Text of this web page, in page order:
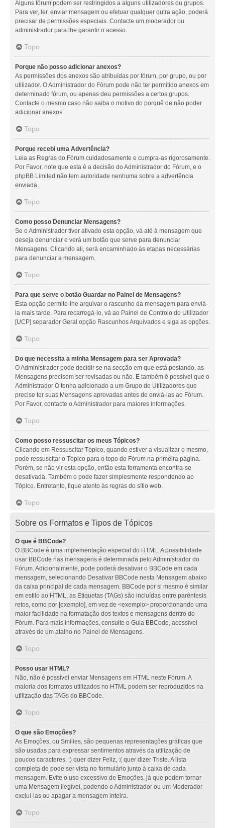
Alguns fórum podem ser restringidos a alguns utilizadores ou grupos.
Para ver, ler, enviar mensagem ou efetuar qualquer outra ação, poderá
precisar de permissões especiais. Contacte um moderador ou
administrador para lhe garantir o acesso.
Topo
Porque não posso adicionar anexos?
As permissões dos anexos são atribuídas por fórum, por grupo, ou por
utilizador. O Administrador do Fórum pode não ter permitido anexos em
determinado fórum, ou apenas deu permissões a certos grupos.
Contacte o mesmo caso não saiba o motivo do porquê de não poder
adicionar anexos.
Topo
Porque recebi uma Advertência?
Leia as Regras do Fórum cuidadosamente e cumpra-as rigorosamente.
Por Favor, note que esta é a decisão do Administrador do Fórum, e o
phpBB Limited não tem autoridade nenhuma sobre a advertência
enviada.
Topo
Como posso Denunciar Mensagens?
Se o Administrador tiver ativado esta opção, vá até à mensagem que
deseja denunciar e verá um botão que serve para denunciar
Mensagens. Clicando ali, será encaminhado às etapas necessárias
para denunciar a mensagem.
Topo
Para que serve o botão Guardar no Painel de Mensagens?
Esta opção permite-lhe arquivar o rascunho da mensagem para enviá-
la mais tarde. Para recarregá-lo, vá ao Painel de Controlo do Utilizador
[UCP] separador Geral opção Rascunhos Arquivados e siga as opções.
Topo
Do que necessita a minha Mensagem para ser Aprovada?
O Administrador pode decidir se na secção em que está postando, as
Mensagens precisem ser revisadas ou não. E também é possível que o
Administrador O tenha adicionado a um Grupo de Utilizadores que
precise ter suas Mensagens aprovadas antes de enviá-las ao Fórum.
Por Favor, contacte o Administrador para maiores informações.
Topo
Como posso ressuscitar os meus Tópicos?
Clicando em Ressuscitar Tópico, quando estiver a visualizar o mesmo,
pode ressuscitar o Tópico para o topo do Fórum na primeira página.
Porém, se não vir esta opção, então esta ferramenta encontra-se
desativada. Também o pode fazer simplesmente respondendo ao
Tópico. Entretanto, fique atento às regras do sítio web.
Topo
Sobre os Formatos e Tipos de Tópicos
O que é BBCode?
O BBCode é uma implementação especial do HTML. A possibilidade
usar BBCode nas mensagens é determinada pelo Administrador do
Fórum. Adicionalmente, pode poderá desativar o BBCode em cada
mensagem, selecionando Desativar BBCode nesta Mensagem abaixo
da caixa principal de cada mensagem. BBCode por si mesmo é similar
em estilo ao HTML, as Etiquetas (TAGs) são incluídas entre parêntesis
retos, como por [exemplo], em vez de <exemplo> proporcionando uma
maior facilidade na formatação dos textos e mensagens dentro do
Fórum. Para mais informações, consulte o Guia BBCode, acessível
através de um atalho no Painel de Mensagens.
Topo
Posso usar HTML?
Não, não é possível enviar Mensagens em HTML neste Fórum. A
maioria dos formatos utilizados no HTML podem ser reproduzidos na
utilização das TAGs do BBCode.
Topo
O que são Emoções?
As Emoções, ou Smilies, são pequenas representações gráficas que
são usadas para expressar sentimentos através da utilização de
poucos caracteres. :) quer dizer Feliz, :( quer dizer Triste. A lista
completa de pode ser vista no formulário junto à caixa de cada
mensagem. Evite o uso excessivo de Emoções, já que podem tornar
uma Mensagem ilegível, podendo o Administrador ou um Moderador
excluí-las ou apagar a mensagem inteira.
Topo